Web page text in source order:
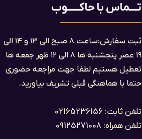
تــــماس با حاکــــــوب
ثبت سفارش:ساعت ۸ صبح الی ۱۳ و ۱۴ الی
۱۹ عصر پنجشنبه ها ۸ الی ۱۲ ظهر جمعه ها
تعطیل هستیم لطفا جهت مراجعه حضوری
حتما با هماهنگی قبلی تشریف بیاورید.
تلفن ثابت: 02165236156
تلفن همراه: 09125271008